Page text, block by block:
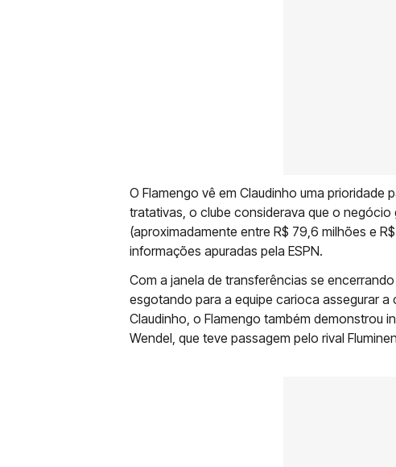
O Flamengo vê em Claudinho uma prioridade
tratativas, o clube considerava que o
(aproximadamente entre R$ 79,6 milhões e
informações apuradas pela ESPN.
Com a janela de transferências se
esgotando para a equipe carioca assegurar
Claudinho, o Flamengo também demonstrou
Wendel, que teve passagem pelo rival